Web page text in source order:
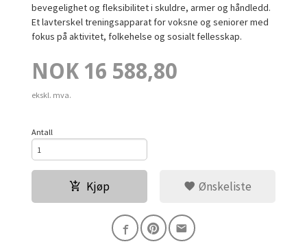
bevegelighet og fleksibilitet i skuldre, armer og håndledd.
Et lavterskel treningsapparat for voksne og seniorer med
fokus på aktivitet, folkehelse og sosialt fellesskap.
Pris
NOK 16 588,80
ekskl. mva.
Antall
Kjøp Ønskeliste